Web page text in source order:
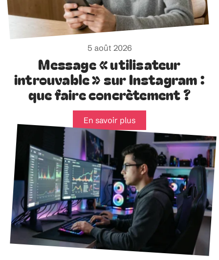
5 août 2026
Message « utilisateur
introuvable » sur Instagram :
que faire concrètement ?
En savoir plus